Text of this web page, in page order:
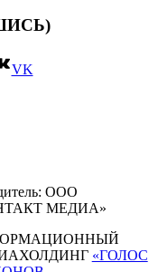
VK
ООО
МЕДИА»
«ГОЛОС